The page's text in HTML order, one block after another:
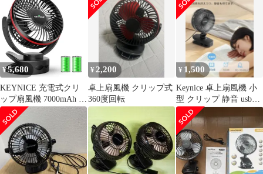
調整 卓上／壁掛け KN-
893 ブラック 1
5000mAh大容量 4段階
風量調節 リズム風 小型
360度角度調整 ミニ扇
風機 コードレス 長時間
連続使用 熱中症対策 キ
ャンプ/車内/洗面所/オ
フィス KN 2a5e44e5
音 コードレス 360度調
整 卓上／壁掛け KN-
618 ブラック 1
¥5,680
KEYNICE 充電式クリ
ップ扇風機 7000mAh 最
大37時間 KN-871 | 2026
年夏モデル USB充電式
大容量 4Way仕様 卓
上・壁掛け・吊り下げ
対応 風量4段階・360°
角度調整・静音・LED
¥ 2,200
卓上扇風機 クリップ式
360度回転
¥ 1,500
Keynice 卓上扇風機 小
型 クリップ 静音 usb給
電 節電